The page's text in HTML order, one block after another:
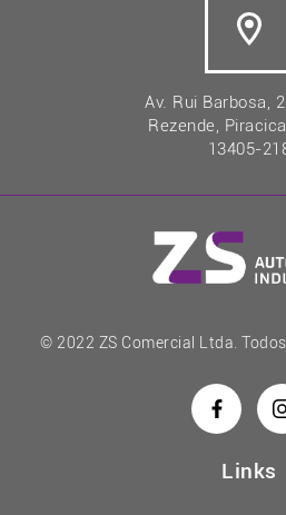
Av. Rui Barbosa,
Rezende,
13405-
© 2022 ZS Comercial Ltda.
Links